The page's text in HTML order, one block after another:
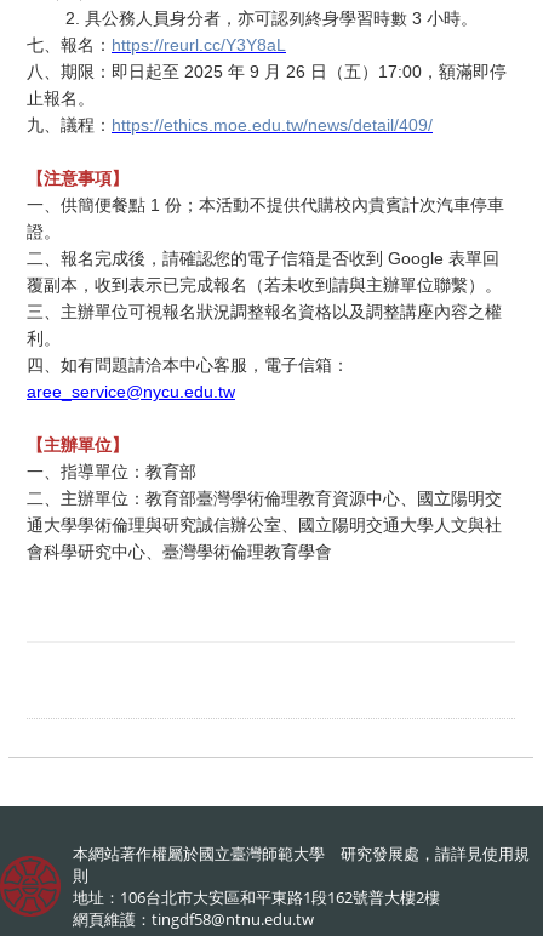
2. 具公務人員身分者，亦可認列終身學習時數 3 小時。
七、報名： https://reurl.cc/Y3Y8aL
八、期限：即日起至 2025 年 9 月 26 日（五） 17:00 ，額滿即停
止報名。
九、議程： https://ethics.moe.edu.tw/news/detail/409/
【注意事項】
一、供簡便餐點 1 份；本活動不提供代購校內貴賓計次汽車停車
證。
二、報名完成後，請確認您的電子信箱是否收到 Google 表單回
覆副本，收到表示已完成報名（若未收到請與主辦單位聯繫）。
三、主辦單位可視報名狀況調整報名資格以及調整講座內容之權
利。
四、如有問題請洽本中心客服，電子信箱：
aree_service@nycu.edu.tw
【主辦單位】
一、指導單位：教育部
二、主辦單位：教育部臺灣學術倫理教育資源中心、國立陽明交
通大學學術倫理與研究誠信辦公室、國立陽明交通大學人文與社
會科學研究中心、臺灣學術倫理教育學會
本網站著作權屬於國立臺灣師範大學 研究發展處，請詳見使用規
則
地址：106台北市大安區和平東路1段162號普大樓2樓
網頁維護： tingdf58@ntnu.edu.tw